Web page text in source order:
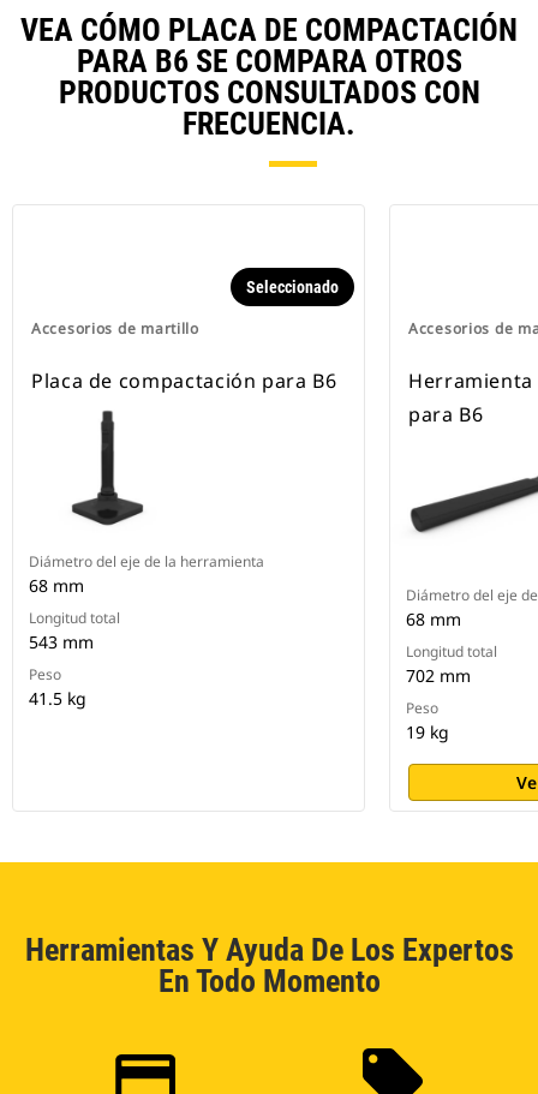
VEA CÓMO PLACA DE COMPACTACIÓN
PARA B6 SE COMPARA OTROS
PRODUCTOS CONSULTADOS CON
FRECUENCIA.
Accesorios de martillo
Seleccionado
Placa de compactación para B6
Diámetro del eje de la herramienta
68 mm
Longitud total
543 mm
Peso
41.5 kg
Accesorios de
para B6
Diámetro del eje
68 mm
Longitud total
702 mm
Peso
19 kg
Herramientas Y Ayuda De Los Expertos
En Todo Momento